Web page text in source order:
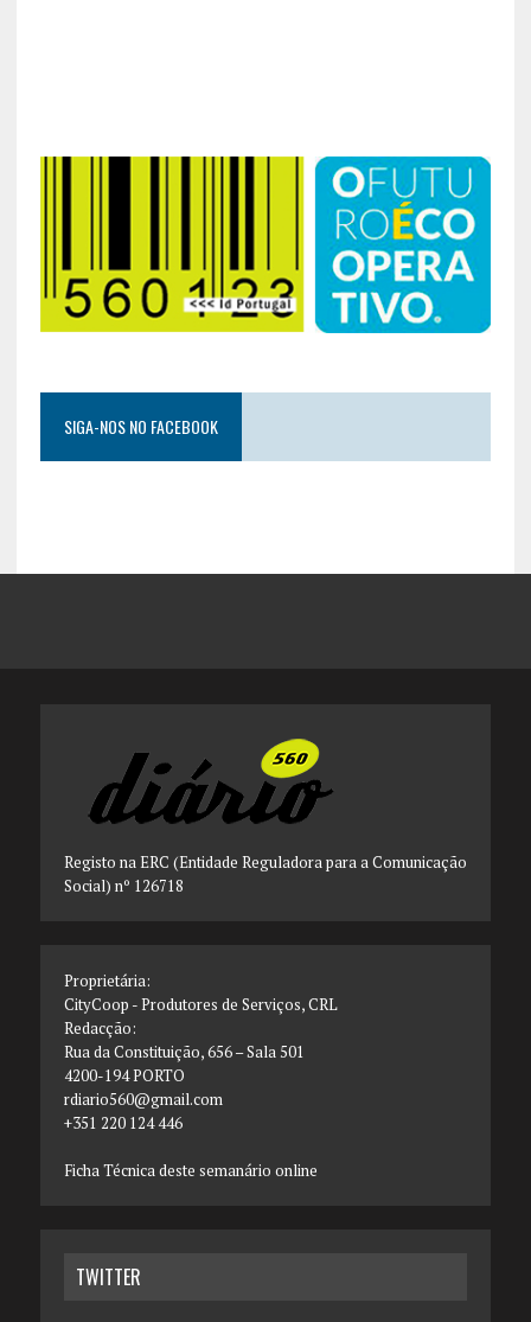
SIGA-NOS NO FACEBOOK
Registo na ERC (Entidade Reguladora para a Comunicação
Social) nº 126718
Proprietária:
CityCoop - Produtores de Serviços, CRL
Redacção:
Rua da Constituição, 656 – Sala 501
4200-194 PORTO
rdiario560@gmail.com
+351 220 124 446
Ficha Técnica deste semanário online
TWITTER